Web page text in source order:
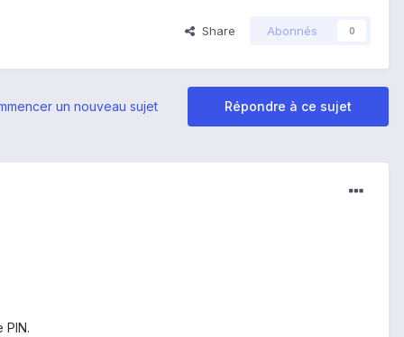
Share Abonnés 0
Répondre à ce sujet
un nouveau sujet